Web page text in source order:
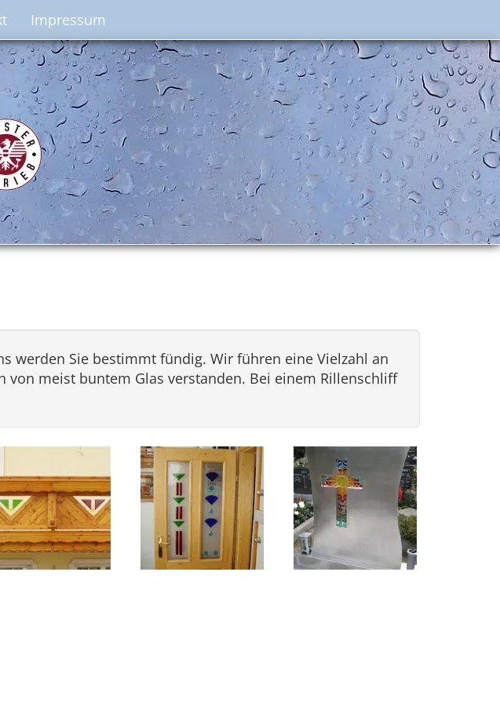
Impressum
werden Sie bestimmt fündig. Wir führen eine Vielzahl an
meist buntem Glas verstanden. Bei einem Rillenschliff